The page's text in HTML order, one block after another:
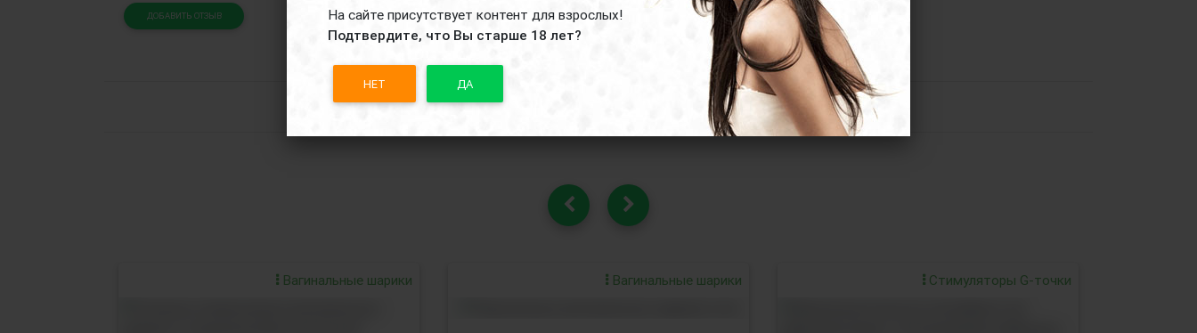
На сайте присутствует контент для взрослых!
Подтвердите, что Вы старше 18 лет?
НЕТ ДА
ДОБАВИТЬ ОТЗЫВ
Вагинальные шарики Вагинальные шарики Стимуляторы G-точки